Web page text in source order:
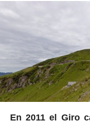
En 2011 el Giro